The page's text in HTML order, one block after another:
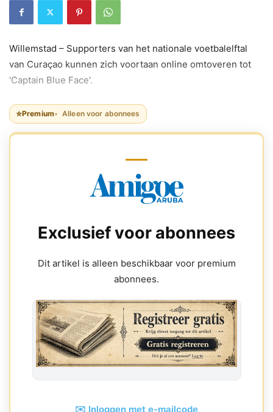
Willemstad – Supporters van het nationale voetbalelftal
van Curaçao kunnen zich voortaan online omtoveren tot
'Captain Blue Face'.
⭐Premium Alleen voor abonnees
Exclusief voor abonnees
Dit artikel is alleen beschikbaar voor premium
abonnees.
✉️ Inloggen met e-mailcode